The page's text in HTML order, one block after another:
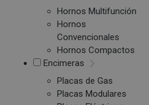
Hornos Multifunción
Hornos
Convencionales
Hornos Compactos
Encimeras
Placas de Gas
Placas Modulares